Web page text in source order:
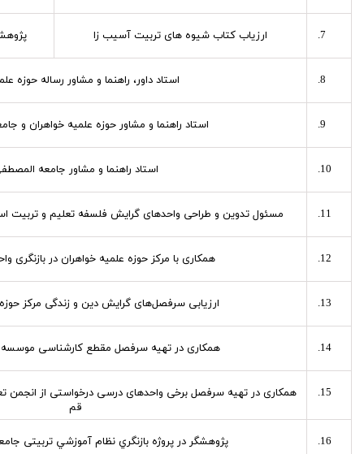
ارزیاب کتاب شیوه های تربیت آسیب زا
استاد داور، راهنما و مشاور رساله حوزه
استاد راهنما و مشاور حوزه علمیه خواهران و
استاد راهنما و مشاور جامعه
مسئول تدوین و طراحی واحدهای گرایش فلسفه تعلیم و تربیت
همکاری با مرکز حوزه علمیه خواهران در بازنگری
ارزیابی سرفصل‌های گرایش دین و زندگی مرکز
همکاری در تهیه سرفصل مقطع کارشناسی موسسه
همکاری در تهیه سرفصل برخی واحدهای درسی درخواستی از انجمن
قم
پژوهشگر در پروژه بازنگري نظام آموزشي تربیتی